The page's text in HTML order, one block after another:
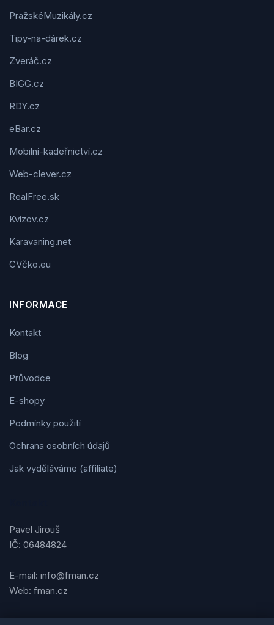
PražskéMuzikály.cz
Tipy-na-dárek.cz
Zveráč.cz
BIGG.cz
RDY.cz
eBar.cz
Mobilní-kadeřnictví.cz
Web-clever.cz
RealFree.sk
Kvízov.cz
Karavaning.net
CVčko.eu
INFORMACE
Kontakt
Blog
Průvodce
E-shopy
Podmínky použití
Ochrana osobních údajů
Jak vyděláváme (affiliate)
Pavel Jirouš
IČ: 06484824
E-mail: info@fman.cz
Web: fman.cz